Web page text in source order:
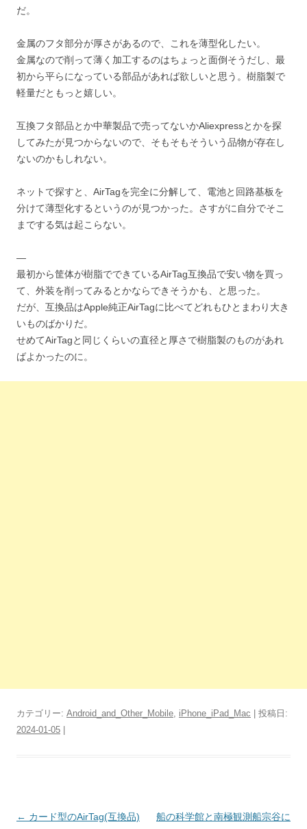
だ。
金属のフタ部分が厚さがあるので、これを薄型化したい。
金属なので削って薄く加工するのはちょっと面倒そうだし、最
初から平らになっている部品があれば欲しいと思う。樹脂製で
軽量だともっと嬉しい。
互換フタ部品とか中華製品で売ってないかAliexpressとかを探
してみたが見つからないので、そもそもそういう品物が存在し
ないのかもしれない。
ネットで探すと、AirTagを完全に分解して、電池と回路基板を
分けて薄型化するというのが見つかった。さすがに自分でそこ
までする気は起こらない。
—
最初から筐体が樹脂でできているAirTag互換品で安い物を買っ
て、外装を削ってみるとかならできそうかも、と思った。
だが、互換品はApple純正AirTagに比べてどれもひとまわり大き
いものばかりだ。
せめてAirTagと同じくらいの直径と厚さで樹脂製のものがあれ
ばよかったのに。
カテゴリー: Android_and_Other_Mobile, iPhone_iPad_Mac | 投稿日:
2024-01-05
投
← カード型のAirTag(互換品)
船の科学館と南極観測船宗谷に